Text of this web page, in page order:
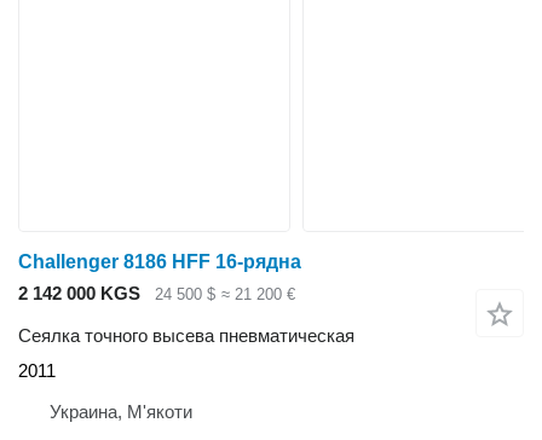
Challenger 8186 HFF 16-рядна
2 142 000 KGS
24 500 $ ≈ 21 200 €
Сеялка точного высева пневматическая
2011
Украина, М'якоти